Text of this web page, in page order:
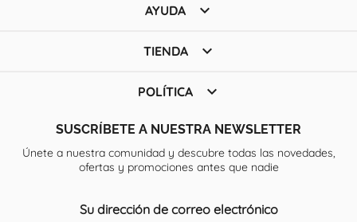
AYUDA 
TIENDA 
POLÍTICA 
SUSCRÍBETE A NUESTRA NEWSLETTER
Únete a nuestra comunidad y descubre todas las novedades,
ofertas y promociones antes que nadie
Su dirección de correo electrónico